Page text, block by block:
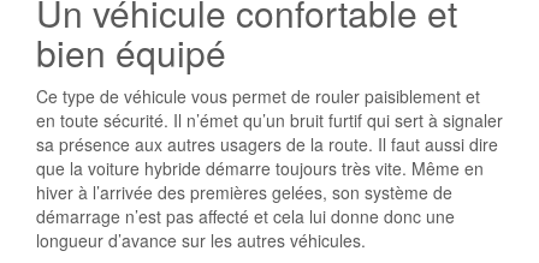
Un véhicule confortable et
bien équipé
Ce type de véhicule vous permet de rouler paisiblement et
en toute sécurité. Il n’émet qu’un bruit furtif qui sert à signaler
sa présence aux autres usagers de la route. Il faut aussi dire
que la voiture hybride démarre toujours très vite. Même en
hiver à l’arrivée des premières gelées, son système de
démarrage n’est pas affecté et cela lui donne donc une
longueur d’avance sur les autres véhicules.